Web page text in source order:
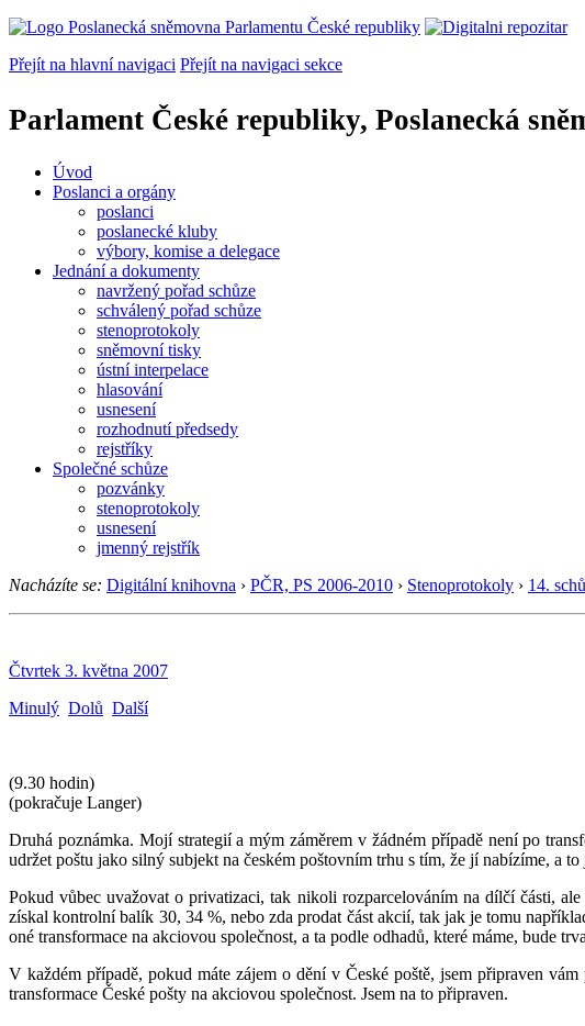
Přejít na hlavní navigaci Přejít na navigaci sekce
Parlament České republiky, Poslanecká
Úvod
Poslanci a orgány
poslanci
poslanecké kluby
výbory, komise a delegace
Jednání a dokumenty
navržený pořad schůze
schválený pořad schůze
stenoprotokoly
sněmovní tisky
ústní interpelace
hlasování
usnesení
rozhodnutí předsedy
rejstříky
Společné schůze
pozvánky
stenoprotokoly
usnesení
jmenný rejstřík
Nacházíte se: Digitální knihovna › PČR, PS 2006-2010 › Stenoprotokoly › 14.
Čtvrtek 3. května 2007
Minulý Dolů Další
(9.30 hodin)
(pokračuje Langer)
Druhá poznámka. Mojí strategií a mým záměrem v žádném případě není po
udržet poštu jako silný subjekt na českém poštovním trhu s tím, že jí nabízíme, a
Pokud vůbec uvažovat o privatizaci, tak nikoli rozparcelováním na dílčí části,
získal kontrolní balík 30, 34 %, nebo zda prodat část akcií, tak jak je tomu
oné transformace na akciovou společnost, a ta podle odhadů, které máme, bude
V každém případě, pokud máte zájem o dění v České poště, jsem připraven
transformace České pošty na akciovou společnost. Jsem na to připraven.